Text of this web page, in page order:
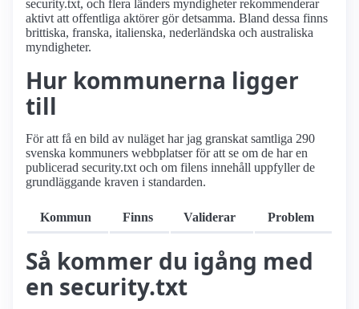
security.txt, och flera länders myndigheter rekommenderar
aktivt att offentliga aktörer gör detsamma. Bland dessa finns
brittiska, franska, italienska, nederländska och australiska
myndigheter.
Hur kommunerna ligger
till
För att få en bild av nuläget har jag granskat samtliga 290
svenska kommuners webbplatser för att se om de har en
publicerad security.txt och om filens innehåll uppfyller de
grundläggande kraven i standarden.
Kommun Finns Validerar Problem
Så kommer du igång med
en security.txt